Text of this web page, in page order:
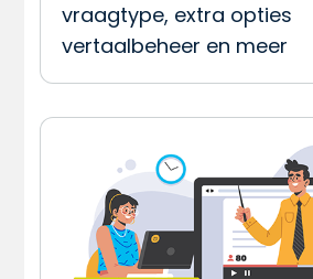
vraagtype, extra opties
vertaalbeheer en meer